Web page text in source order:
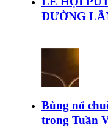
ĐƯỜNG
Bùng nổ
trong Tuần